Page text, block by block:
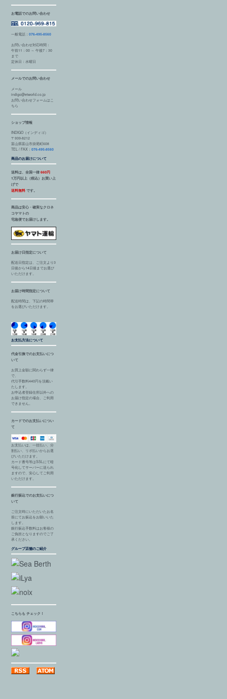
お電話でのお問い合わせ
一般電話：076-495-8560
お問い合わせ対応時間：
午前11：00 ～ 午後7：30
まで
定休日：水曜日
メールでのお問い合わせ
メール
indigo@etworld.co.jp
お問い合わせフォームはこ
ちら
ショップ情報
INDIGO（インディゴ）
〒939-8212
富山県富山市掛尾町608
TEL / FAX：076-495-8560
商品のお届けについて
送料は、全国一律660円
1万円以上（税込）お買い上
げで
送料無料 です。
商品は安心・確実なクロネ
コヤマトの
宅急便でお届けします。
お届け日指定について
配送日指定は、ご注文より3
日後から14日後までお選び
いただけます。
お届け時間指定について
配送時間は、下記の時間帯
をお選びいただけます。
お支払方法について
代金引換でのお支払いにつ
いて
お買上金額に関わらず一律
で、
代引手数料440円を頂戴い
たします。
お申込者登録住所以外への
お届け指定の場合、ご利用
できません。
カードでのお支払いについ
て
お支払いは、一括払い、分
割払い、リボ払いからお選
びいただけます。
カード番号等はSSLにて暗
号化してサーバーに送られ
ますので、安心してご利用
いただけます。
銀行振込でのお支払いにつ
いて
ご注文時にいただいたお名
前にてお振込をお願いいた
します。
銀行振込手数料はお客様の
ご負担となりますのでご了
承ください。
グループ店舗のご紹介
こちらも チェック！